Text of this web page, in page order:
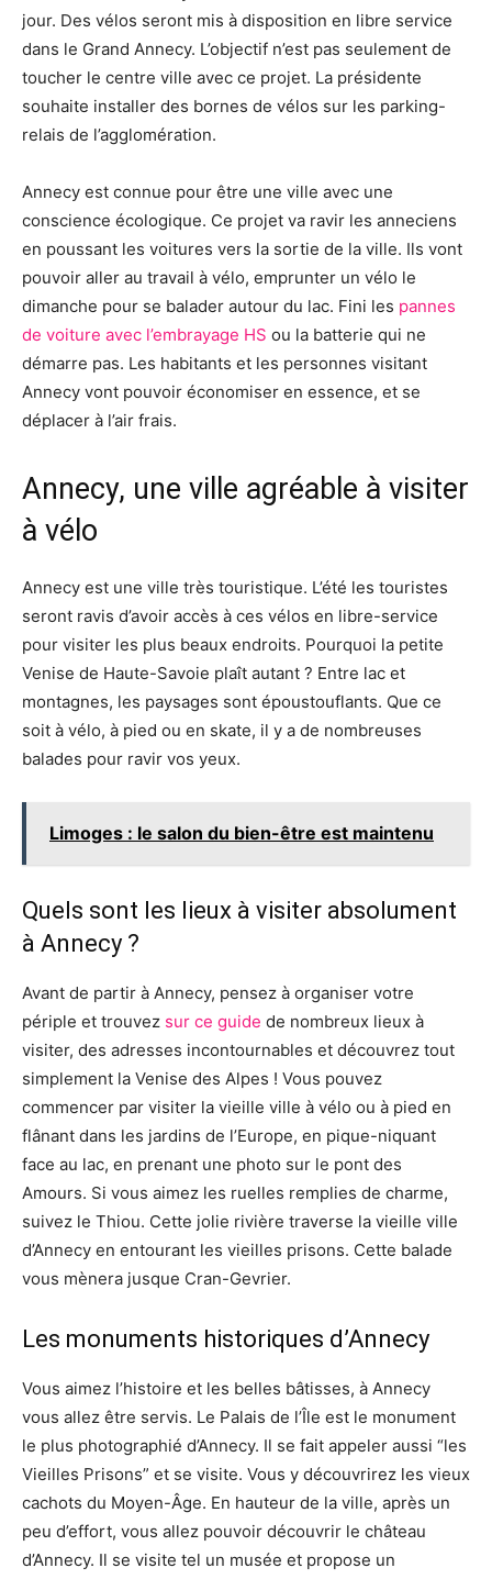
jour. Des vélos seront mis à disposition en libre service
dans le Grand Annecy. L’objectif n’est pas seulement de
toucher le centre ville avec ce projet. La présidente
souhaite installer des bornes de vélos sur les parking-
relais de l’agglomération.
Annecy est connue pour être une ville avec une
conscience écologique. Ce projet va ravir les anneciens
en poussant les voitures vers la sortie de la ville. Ils vont
pouvoir aller au travail à vélo, emprunter un vélo le
dimanche pour se balader autour du lac. Fini les pannes
de voiture avec l’embrayage HS ou la batterie qui ne
démarre pas. Les habitants et les personnes visitant
Annecy vont pouvoir économiser en essence, et se
déplacer à l’air frais.
Annecy, une ville agréable à visiter
à vélo
Annecy est une ville très touristique. L’été les touristes
seront ravis d’avoir accès à ces vélos en libre-service
pour visiter les plus beaux endroits. Pourquoi la petite
Venise de Haute-Savoie plaît autant ? Entre lac et
montagnes, les paysages sont époustouflants. Que ce
soit à vélo, à pied ou en skate, il y a de nombreuses
balades pour ravir vos yeux.
Limoges : le salon du bien-être est maintenu
Quels sont les lieux à visiter absolument
à Annecy ?
Avant de partir à Annecy, pensez à organiser votre
périple et trouvez sur ce guide de nombreux lieux à
visiter, des adresses incontournables et découvrez tout
simplement la Venise des Alpes ! Vous pouvez
commencer par visiter la vieille ville à vélo ou à pied en
flânant dans les jardins de l’Europe, en pique-niquant
face au lac, en prenant une photo sur le pont des
Amours. Si vous aimez les ruelles remplies de charme,
suivez le Thiou. Cette jolie rivière traverse la vieille ville
d’Annecy en entourant les vieilles prisons. Cette balade
vous mènera jusque Cran-Gevrier.
Les monuments historiques d’Annecy
Vous aimez l’histoire et les belles bâtisses, à Annecy
vous allez être servis. Le Palais de l’Île est le monument
le plus photographié d’Annecy. Il se fait appeler aussi “les
Vieilles Prisons” et se visite. Vous y découvrirez les vieux
cachots du Moyen-Âge. En hauteur de la ville, après un
peu d’effort, vous allez pouvoir découvrir le château
d’Annecy. Il se visite tel un musée et propose un